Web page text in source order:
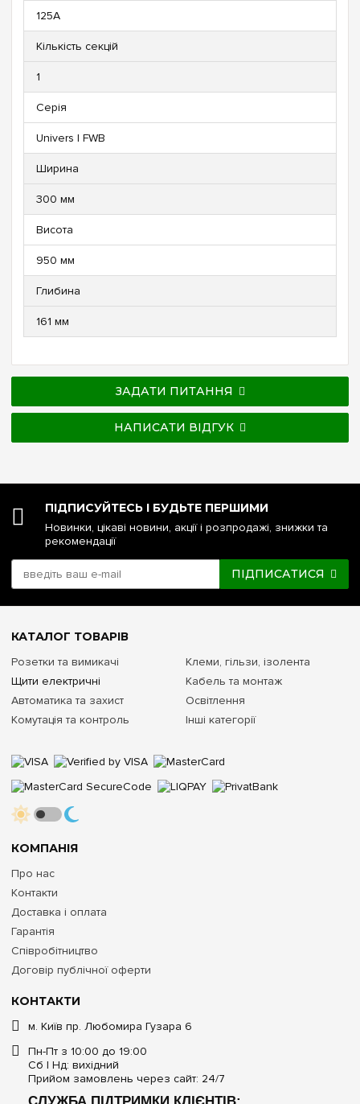
125А
Кількість секцій
1
Серія
Univers | FWB
Ширина
300 мм
Висота
950 мм
Глибина
161 мм
ЗАДАТИ ПИТАННЯ
НАПИСАТИ ВІДГУК
ПІДПИСУЙТЕСЬ І БУДЬТЕ ПЕРШИМИ
Новинки, цікаві новини, акції і розпродажі, знижки та
рекомендації
ПІДПИСАТИСЯ
КОНТАКТИ
м. Київ пр. Любомира Гузара 6
Пн-Пт з 10:00 до 19:00
Сб | Нд: вихідний
Прийом замовлень через сайт: 24/7
КОМПАНІЯ
Про нас
Контакти
Доставка і оплата
Гарантія
Співробітництво
Договір публічної оферти
КАТАЛОГ ТОВАРІВ
Розетки та вимикачі
Щити електричні
Автоматика та захист
Комутація та контроль
Клеми, гільзи, ізолента
Кабель та монтаж
Освітлення
Інші категорії